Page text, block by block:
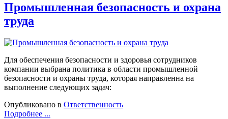
Промышленная безопасность и охрана
труда
Для обеспечения безопасности и здоровья сотрудников
компании выбрана политика в области промышленной
безопасности и охраны труда, которая направленна на
выполнение следующих задач:
Опубликовано в Ответственность
Подробнее ...